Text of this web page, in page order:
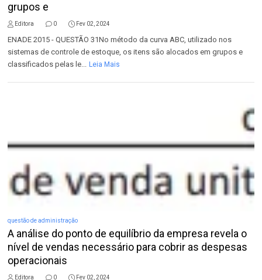
grupos e
Editora 0 Fev 02, 2024
ENADE 2015 - QUESTÃO 31No método da curva ABC, utilizado nos
sistemas de controle de estoque, os itens são alocados em grupos e
classificados pelas le... Leia Mais
questão de administração
A análise do ponto de equilíbrio da empresa revela o
nível de vendas necessário para cobrir as despesas
operacionais
Editora 0 Fev 02, 2024